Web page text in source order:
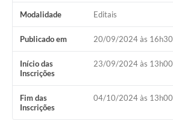
Modalidade Editais
Publicado em 20/09/2024 às 16h30
Início das
Inscrições
23/09/2024 às 13h00
Fim das
Inscrições
04/10/2024 às 13h00